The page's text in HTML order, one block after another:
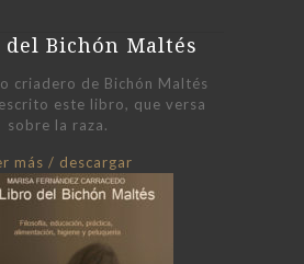
Bichón Maltés
criadero de Bichón Maltés
este libro, que versa
sobre la raza.
más / descargar